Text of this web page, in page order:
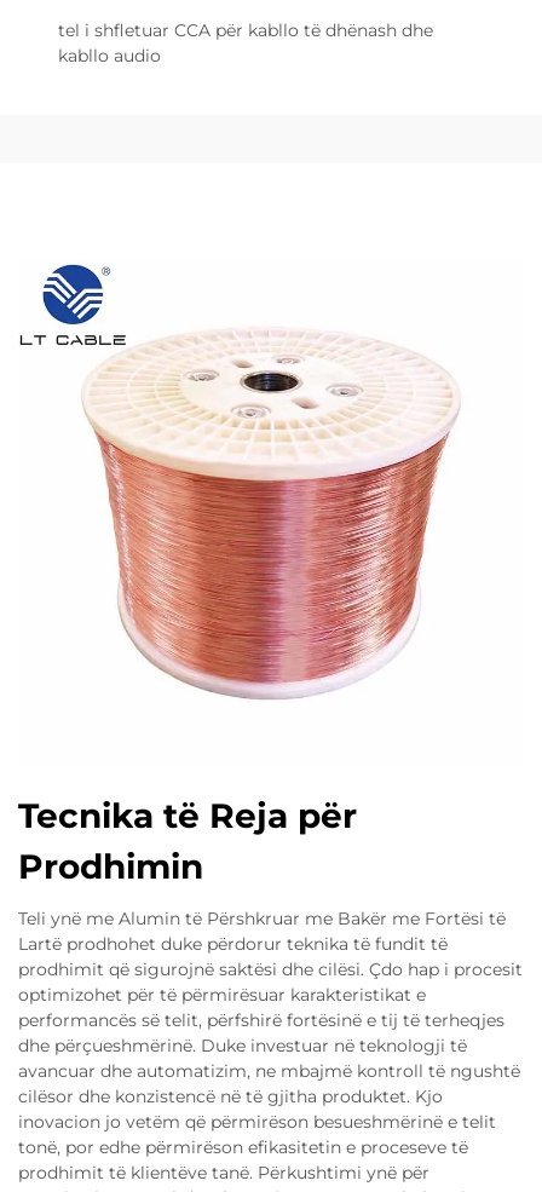
tel i shfletuar CCA për kabllo të dhënash dhe
kabllo audio
Tecnika të Reja për
Prodhimin
Teli ynë me Alumin të Përshkruar me Bakër me Fortësi të
Lartë prodhohet duke përdorur teknika të fundit të
prodhimit që sigurojnë saktësi dhe cilësi. Çdo hap i procesit
optimizohet për të përmirësuar karakteristikat e
performancës së telit, përfshirë fortësinë e tij të terheqjes
dhe përçueshmërinë. Duke investuar në teknologji të
avancuar dhe automatizim, ne mbajmë kontroll të ngushtë
cilësor dhe konzistencë në të gjitha produktet. Kjo
inovacion jo vetëm që përmirëson besueshmërinë e telit
tonë, por edhe përmirëson efikasitetin e proceseve të
prodhimit të klientëve tanë. Përkushtimi ynë për